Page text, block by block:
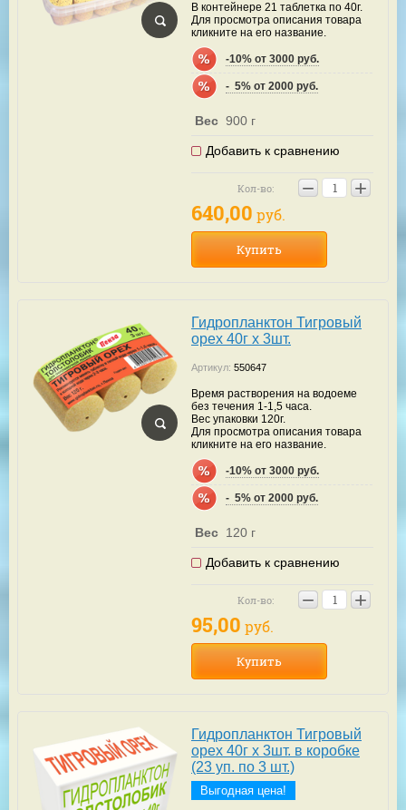
В контейнере 21 таблетка по 40г.
Для просмотра описания товара
кликните на его название.
-10% от 3000 руб.
-  5% от 2000 руб.
Вес 900 г
Добавить к сравнению
Кол-во: − +
640,00 руб.
Купить
Гидропланктон Тигровый
орех 40г х 3шт.
Артикул: 550647
Время растворения на водоеме
без течения 1-1,5 часа.
Вес упаковки 120г.
Для просмотра описания товара
кликните на его название.
-10% от 3000 руб.
-  5% от 2000 руб.
Вес 120 г
Добавить к сравнению
Кол-во: − +
95,00 руб.
Купить
Гидропланктон Тигровый
орех 40г х 3шт. в коробке
(23 уп. по 3 шт.)
Выгодная цена!